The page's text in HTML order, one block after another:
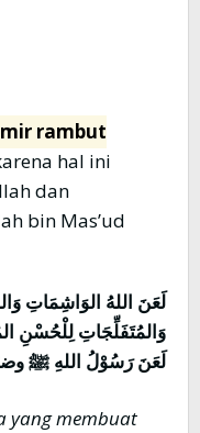
rambut
hal ini
dan
bin Mas’ud
لَعَنَ اللهُ الوَاشِمَاتِ
وَالمُتَفَلِّجَاتِ لِلْحُسْنِ
لَعَنَ رَسُوْلُ اللهِ ﷺ
yang membuat